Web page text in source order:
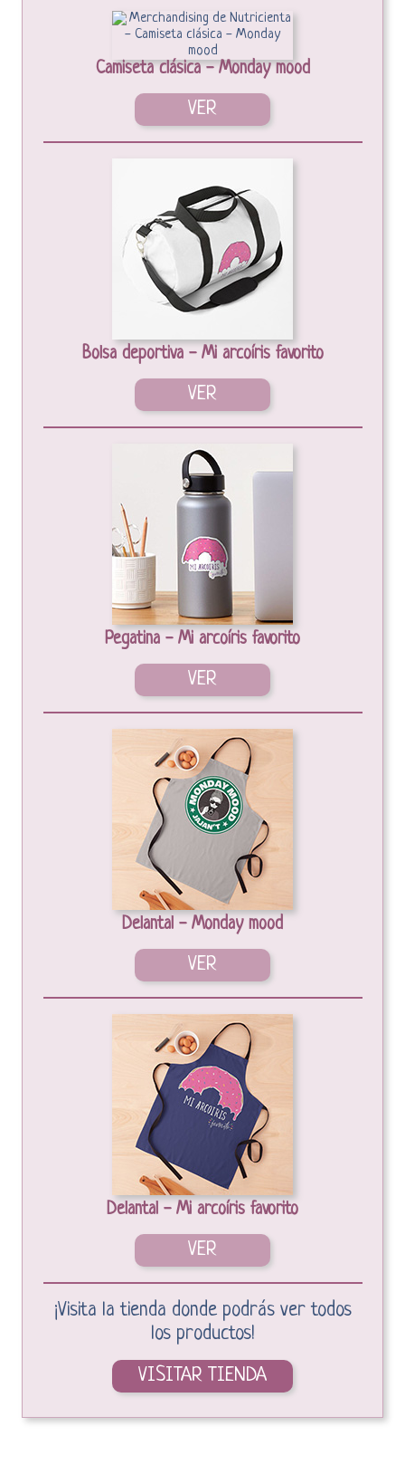
Camiseta clásica - Monday mood
VER
Bolsa deportiva - Mi arcoíris favorito
VER
Pegatina - Mi arcoíris favorito
VER
Delantal - Monday mood
VER
Delantal - Mi arcoíris favorito
VER
¡Visita la tienda donde podrás ver todos
los productos!
VISITAR TIENDA